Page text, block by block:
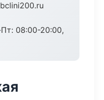
08:00-20:00,